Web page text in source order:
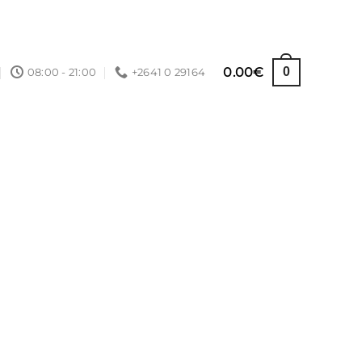
08:00 - 21:00 +2641 0 29164 0.00€ 0